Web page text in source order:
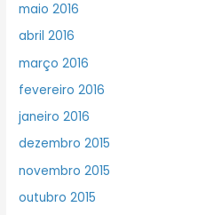
maio 2016
abril 2016
março 2016
fevereiro 2016
janeiro 2016
dezembro 2015
novembro 2015
outubro 2015